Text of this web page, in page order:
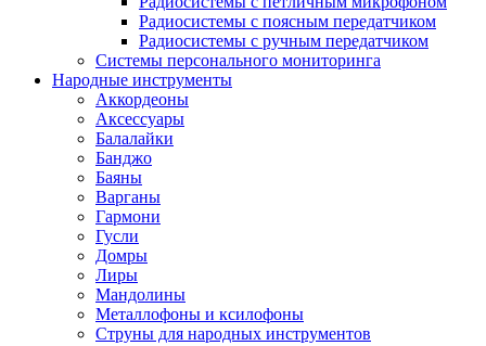
Радиосистемы с поясным передатчиком
Радиосистемы с ручным передатчиком
Системы персонального мониторинга
Народные инструменты
Аккордеоны
Аксессуары
Балалайки
Банджо
Баяны
Варганы
Гармони
Гусли
Домры
Лиры
Мандолины
Металлофоны и ксилофоны
Струны для народных инструментов